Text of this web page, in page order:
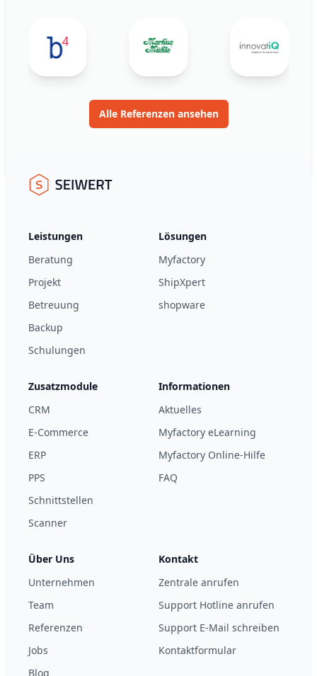
Alle Referenzen ansehen
Seiwert GmbH
Leistungen
Beratung
Projekt
Betreuung
Backup
Schulungen
Lösungen
Myfactory
ShipXpert
shopware
Zusatzmodule
CRM
E-Commerce
ERP
PPS
Schnittstellen
Scanner
Informationen
Aktuelles
Myfactory eLearning
Myfactory Online-Hilfe
FAQ
Über Uns
Unternehmen
Team
Referenzen
Jobs
Blog
Kontakt
Zentrale anrufen
Support Hotline anrufen
Support E-Mail schreiben
Kontaktformular